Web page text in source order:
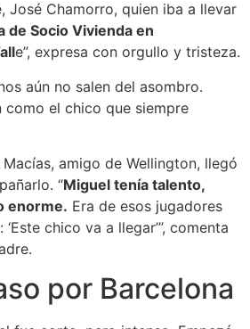
José Chamorro, quien iba a llevar
de Socio Vivienda en
e”, expresa con orgullo y tristeza.
aún no salen del asombro.
como el chico que siempre
amigo de Wellington, llegó
“Miguel tenía talento,
enorme. Era de esos jugadores
chico va a llegar’”, comenta
por Barcelona